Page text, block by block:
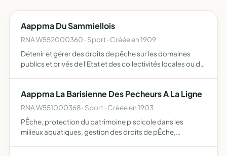
Aappma Du Sammiellois
RNA W552000360 · Sport · Créée en 1909
Détenir et gérer des droits de pêche sur les domaines
publics et privés de l'Etat et des collectivités locales ou de
Aappma La Barisienne Des Pecheurs A La Ligne
RNA W551000368 · Sport · Créée en 1903
PÊche, protection du patrimoine piscicole dans les
milieux aquatiques, gestion des droits de pÊche,